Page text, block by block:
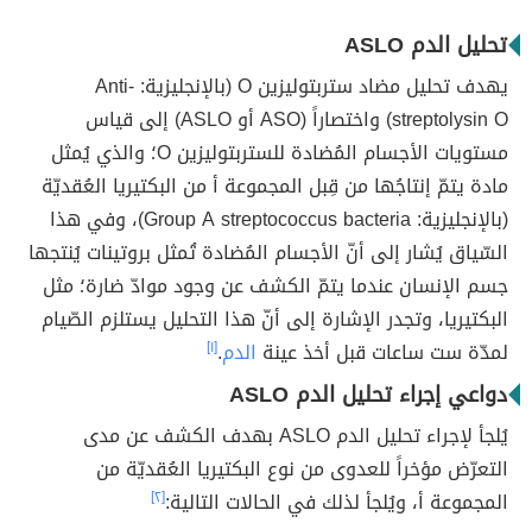
تحليل الدم ASLO
يهدف تحليل مضاد ستربتوليزين O (بالإنجليزية: Anti-
streptolysin O) واختصاراً (ASO أو ASLO) إلى قياس
مستويات الأجسام المُضادة للستربتوليزين O؛ والذي يُمثل
مادة يتمّ إنتاجُها من قِبل المجموعة أ من البكتيريا العُقديّة
(بالإنجليزية: Group A streptococcus bacteria)، وفي هذا
السّياق يُشار إلى أنّ الأجسام المُضادة تُمثل بروتينات يُنتجها
جسم الإنسان عندما يتمّ الكشف عن وجود موادّ ضارة؛ مثل
البكتيريا، وتجدر الإشارة إلى أنّ هذا التحليل يستلزم الصّيام
لمدّة ست ساعات قبل أخذ عينة الدم.[١]
دواعي إجراء تحليل الدم ASLO
يُلجأ لإجراء تحليل الدم ASLO بهدف الكشف عن مدى
التعرّض مؤخراً للعدوى من نوع البكتيريا العُقديّة من
المجموعة أ، ويُلجأ لذلك في الحالات التالية:[٢]